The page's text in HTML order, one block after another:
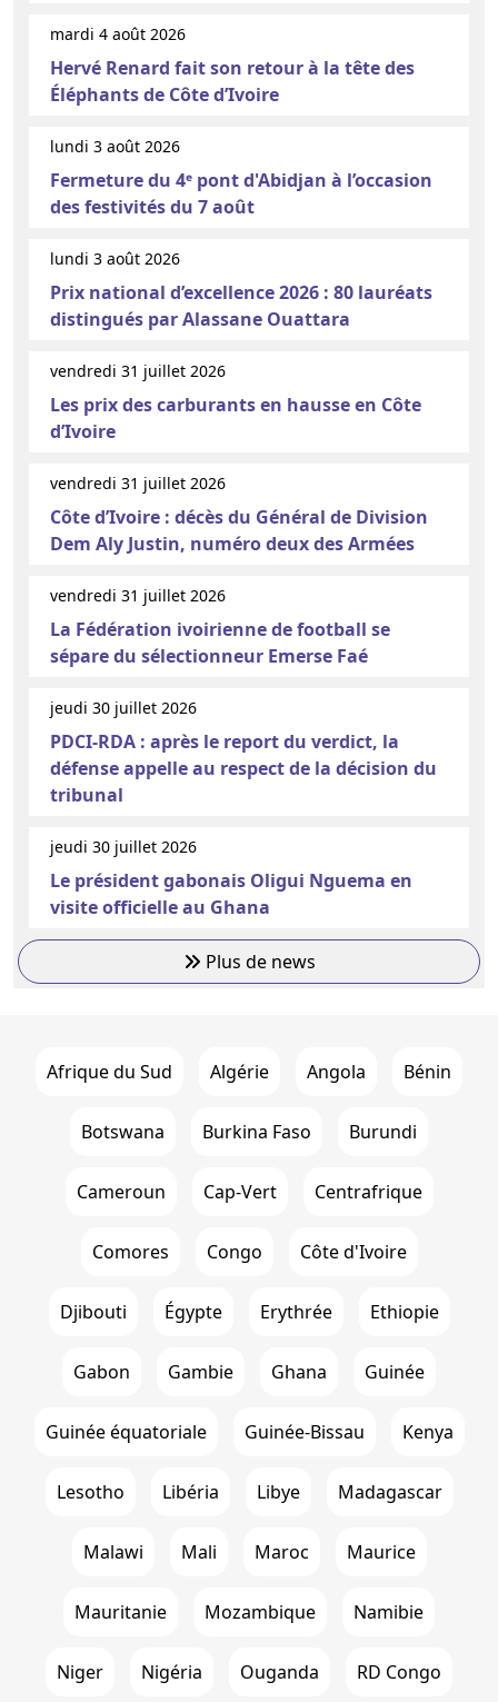
mardi 4 août 2026
Hervé Renard fait son retour à la tête des
Éléphants de Côte d’Ivoire
lundi 3 août 2026
Fermeture du 4ᵉ pont d'Abidjan à l’occasion
des festivités du 7 août
lundi 3 août 2026
Prix national d’excellence 2026 : 80 lauréats
distingués par Alassane Ouattara
vendredi 31 juillet 2026
Les prix des carburants en hausse en Côte
d’Ivoire
vendredi 31 juillet 2026
Côte d’Ivoire : décès du Général de Division
Dem Aly Justin, numéro deux des Armées
vendredi 31 juillet 2026
La Fédération ivoirienne de football se
sépare du sélectionneur Emerse Faé
jeudi 30 juillet 2026
PDCI-RDA : après le report du verdict, la
défense appelle au respect de la décision du
tribunal
jeudi 30 juillet 2026
Le président gabonais Oligui Nguema en
visite officielle au Ghana
Plus de news
Afrique du Sud Algérie Angola Bénin
Botswana Burkina Faso Burundi
Cameroun Cap-Vert Centrafrique
Comores Congo Côte d'Ivoire
Djibouti Égypte Erythrée Ethiopie
Gabon Gambie Ghana Guinée
Guinée équatoriale Guinée-Bissau Kenya
Lesotho Libéria Libye Madagascar
Malawi Mali Maroc Maurice
Mauritanie Mozambique Namibie
Niger Nigéria Ouganda RD Congo